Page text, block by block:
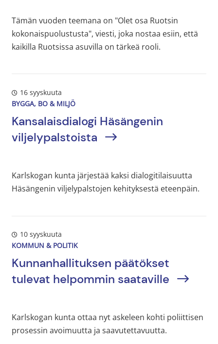
Tämän vuoden teemana on "Olet osa Ruotsin
kokonaispuolustusta", viesti, joka nostaa esiin, että
kaikilla Ruotsissa asuvilla on tärkeä rooli.
16 syyskuuta
BYGGA, BO & MILJÖ
Kansalaisdialogi Häsängenin
viljelypalstoista
Karlskogan kunta järjestää kaksi dialogitilaisuutta
Häsängenin viljelypalstojen kehityksestä eteenpäin.
10 syyskuuta
KOMMUN & POLITIK
Kunnanhallituksen päätökset
tulevat helpommin saataville
Karlskogan kunta ottaa nyt askeleen kohti poliittisen
prosessin avoimuutta ja saavutettavuutta.